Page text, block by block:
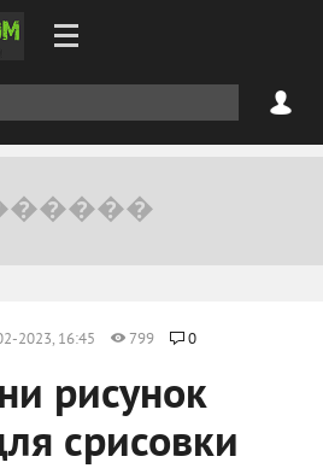
2023, 16:45 799 0
рисунок
срисовки